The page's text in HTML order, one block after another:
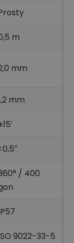
m
mm
mm
/ 400
9022-33-5